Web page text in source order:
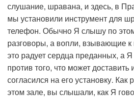
слушание, шравана, и здесь, в
мы установили инструмент для
телефон. Обычно Я слышу по
разговоры, а вопли, взывающие к
это радует сердца преданных, а
против того, что может
согласился на его установку. Как
этом зале, вы слышали, как Я